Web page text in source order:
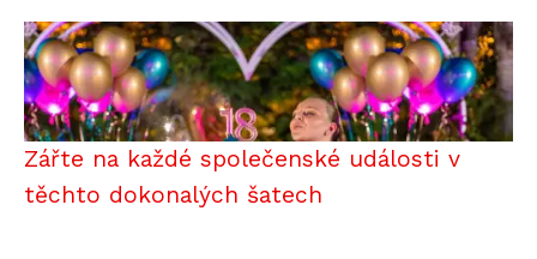
Zářte na každé společenské události v
těchto dokonalých šatech